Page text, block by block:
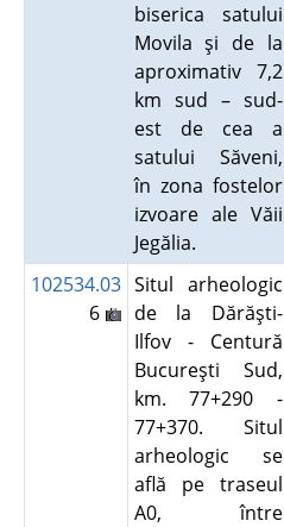
biserica satului
Movila şi de la
aproximativ 7,2
km sud – sud-
est de cea a
satului Săveni,
în zona fostelor
izvoare ale Văii
Jegălia.
102534.03
6
Situl arheologic
de la Dărăşti-
Ilfov - Centură
Bucureşti Sud,
km. 77+290 -
77+370. Situl
arheologic se
află pe traseul
A0, între